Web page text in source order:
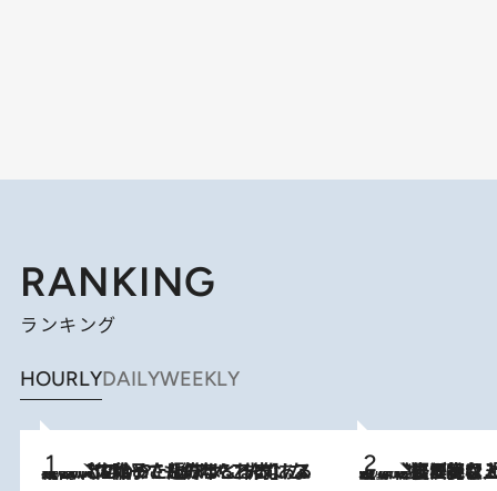
RANKING
ランキング
HOURLYDAILYWEEKLY
2026.8.5
【阿川佐和子さんの年とる力】なぜ70代で始めた趣味は“こんなに楽しい”のか？ ピアノ、俳句…スランプに陥っても続けられる“ある秘訣”とは 2026.8.5
【なぜ吉沢亮は「気配を消せる」のか？】興行収入208億の『国宝』を経て挑むミュージカル『ディア・エヴァン・ハンセン』。トップ俳優が舞台上でさらけ出した“孤独”とは